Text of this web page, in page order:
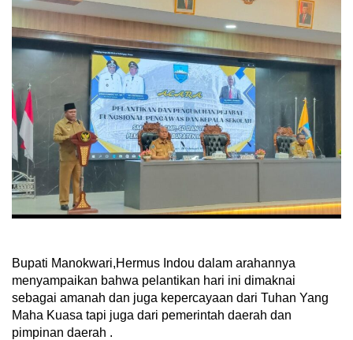
Bupati Manokwari,Hermus Indou dalam arahannya
menyampaikan bahwa pelantikan hari ini dimaknai
sebagai amanah dan juga kepercayaan dari Tuhan Yang
Maha Kuasa tapi juga dari pemerintah daerah dan
pimpinan daerah .